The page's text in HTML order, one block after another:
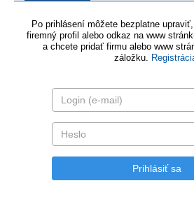
Po prihlásení môžete bezplatne
firemný profil alebo odkaz na www
a chcete pridať firmu alebo www
záložku.